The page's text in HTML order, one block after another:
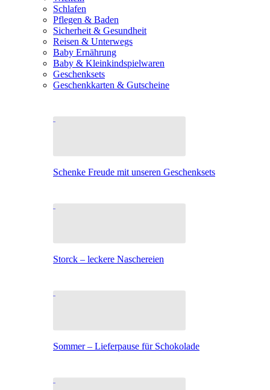
Schlafen
Pflegen & Baden
Sicherheit & Gesundheit
Reisen & Unterwegs
Baby Ernährung
Baby & Kleinkindspielwaren
Geschenksets
Geschenkkarten & Gutscheine
Schenke Freude mit unseren Geschenksets
Storck – leckere Naschereien
Sommer – Lieferpause für Schokolade